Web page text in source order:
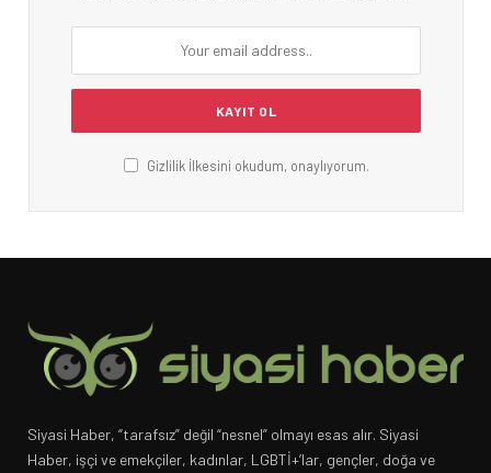
Gizlilik İlkesini okudum, onaylıyorum.
Siyasi Haber, “tarafsız” değil “nesnel” olmayı esas alır. Siyasi
Haber, işçi ve emekçiler, kadınlar, LGBTİ+’lar, gençler, doğa ve